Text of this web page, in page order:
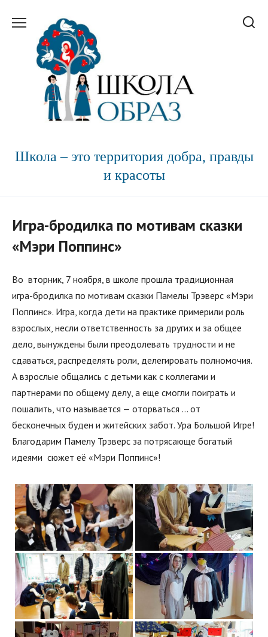
содержанию
Школа – это территория добра, правды
и красоты
Игра-бродилка по мотивам сказки
«Мэри Поппинс»
Во вторник, 7 ноября, в школе прошла традиционная
игра-бродилка по мотивам сказки Памелы Трэверс «Мэри
Поппинс». Игра, когда дети на практике примерили роль
взрослых, несли ответственность за других и за общее
дело, вынуждены были преодолевать трудности и не
сдаваться, распределять роли, делегировать полномочия.
А взрослые общались с детьми как с коллегами и
партнерами по общему делу, а еще смогли поиграть и
пошалить, что называется — оторваться … от
бесконечных буден и житейских забот. Ура Большой Игре!
Благодарим Памелу Трэверс за потрясающе богатый
идеями сюжет её «Мэри Поппинс»!